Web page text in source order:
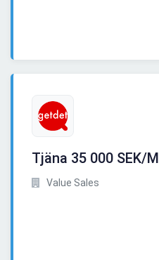
Tjäna 35 000 SEK/M
Value Sales